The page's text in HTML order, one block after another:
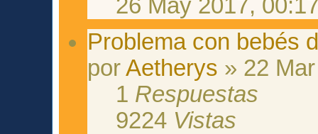
26 May 2017,
Problema con bebés
porAetherys » 22
1 Respuestas
9224 Vistas